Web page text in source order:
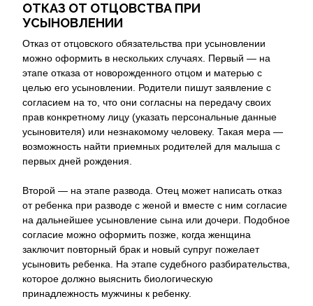
ОТКАЗ ОТ ОТЦОВСТВА ПРИ
УСЫНОВЛЕНИИ
Отказ от отцовского обязательства при усыновлении
можно оформить в нескольких случаях. Первый — на
этапе отказа от новорожденного отцом и матерью с
целью его усыновлении. Родители пишут заявление с
согласием на то, что они согласны на передачу своих
прав конкретному лицу (указать персональные данные
усыновителя) или незнакомому человеку. Такая мера —
возможность найти приемных родителей для малыша с
первых дней рождения.
Второй — на этапе развода. Отец может написать отказ
от ребенка при разводе с женой и вместе с ним согласие
на дальнейшее усыновление сына или дочери. Подобное
согласие можно оформить позже, когда женщина
заключит повторный брак и новый супруг пожелает
усыновить ребенка. На этапе судебного разбирательства,
которое должно выяснить биологическую
принадлежность мужчины к ребенку.